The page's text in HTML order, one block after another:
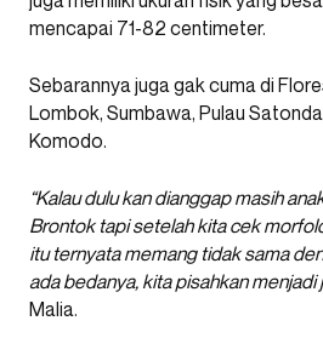
mencapai 71-82 centimeter.
Sebarannya juga gak cuma di
Lombok, Sumbawa, Pulau
Komodo.
“Kalau dulu kan dianggap masih
Brontok tapi setelah kita cek
itu ternyata memang tidak sama
ada bedanya, kita pisahkan menjadi
Malia.